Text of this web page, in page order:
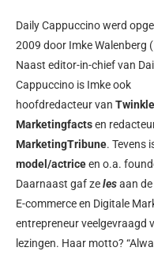
Daily Cappuccino werd
2009 door Imke Walenberg
Naast editor-in-chief van
Cappuccino is Imke ook
hoofdredacteur van Twinkle
Marketingfactsen
MarketingTribune. Tevens
model/actriceen o.a.
Daarnaast gaf zelesaan
E-commerce en Digitale
entrepreneur veelgevraagd
lezingen. Haar motto?